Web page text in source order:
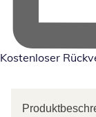
Kostenloser